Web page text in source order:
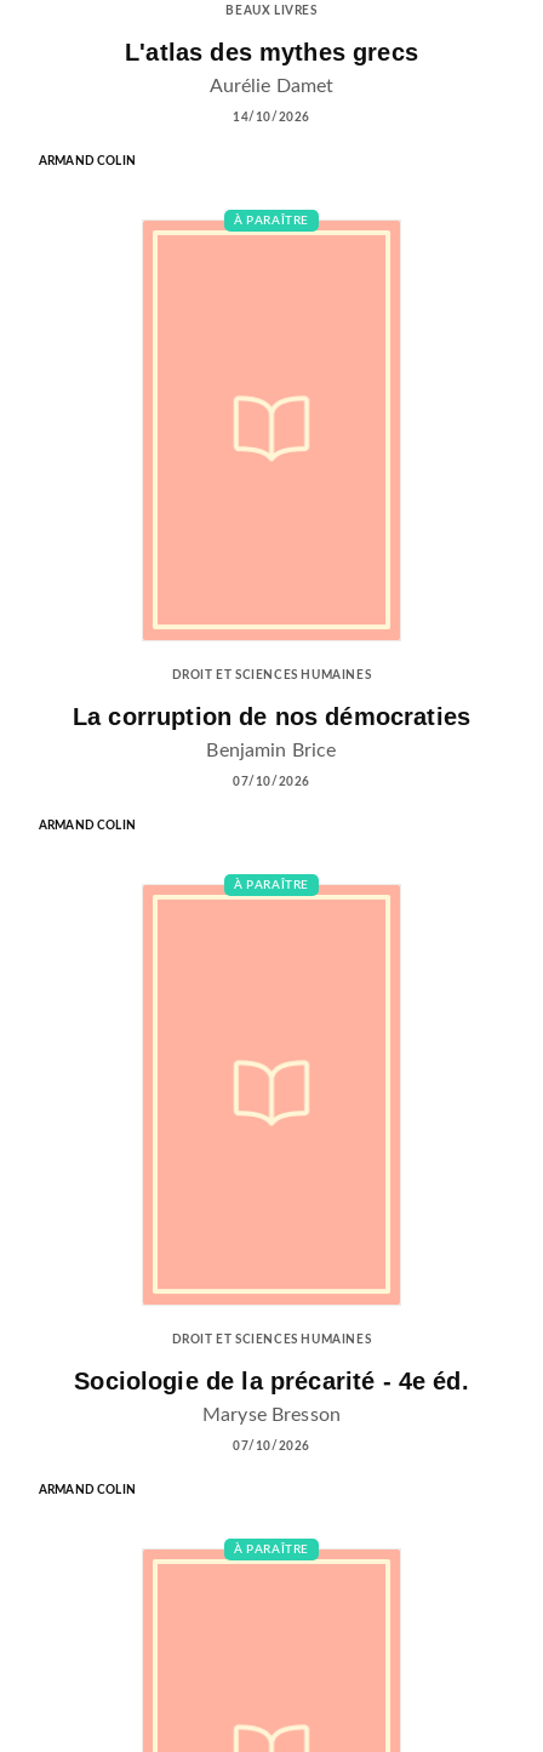
BEAUX LIVRES
L'atlas des mythes grecs
Aurélie Damet
14/10/2026
ARMAND COLIN
À PARAÎTRE
DROIT ET SCIENCES HUMAINES
La corruption de nos démocraties
Benjamin Brice
07/10/2026
ARMAND COLIN
À PARAÎTRE
DROIT ET SCIENCES HUMAINES
Sociologie de la précarité - 4e éd.
Maryse Bresson
07/10/2026
ARMAND COLIN
À PARAÎTRE